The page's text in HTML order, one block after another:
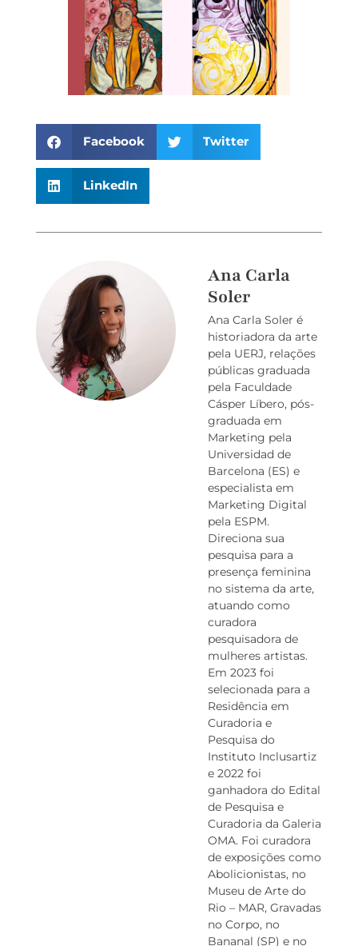
Facebook Twitter
LinkedIn
Ana Carla
Soler
Ana Carla Soler é
historiadora da arte
pela UERJ, relações
públicas graduada
pela Faculdade
Cásper Líbero, pós-
graduada em
Marketing pela
Universidad de
Barcelona (ES) e
especialista em
Marketing Digital
pela ESPM.
Direciona sua
pesquisa para a
presença feminina
no sistema da arte,
atuando como
curadora
pesquisadora de
mulheres artistas.
Em 2023 foi
selecionada para a
Residência em
Curadoria e
Pesquisa do
Instituto Inclusartiz
e 2022 foi
ganhadora do Edital
de Pesquisa e
Curadoria da Galeria
OMA. Foi curadora
de exposições como
Abolicionistas, no
Museu de Arte do
Rio – MAR, Gravadas
no Corpo, no
Bananal (SP) e no